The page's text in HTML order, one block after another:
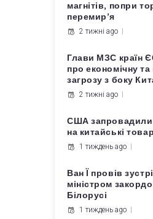
магнітів, попри
перемир’я
2 тижні ago
Глави МЗС країн
про економічну та
загрозу з боку
2 тижні ago
США запровадили
на китайські
1 тиждень ago
Ван Ї провів
міністром
Білорусі
1 тиждень ago